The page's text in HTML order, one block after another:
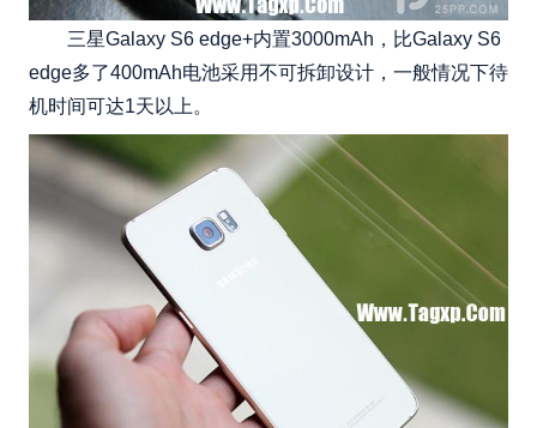
三星Galaxy S6 edge+内置3000mAh，比Galaxy S6
edge多了400mAh电池采用不可拆卸设计，一般情况下待
机时间可达1天以上。